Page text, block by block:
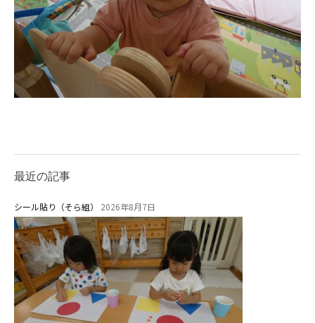
最近の記事
シール貼り（そら組） 2026年8月7日